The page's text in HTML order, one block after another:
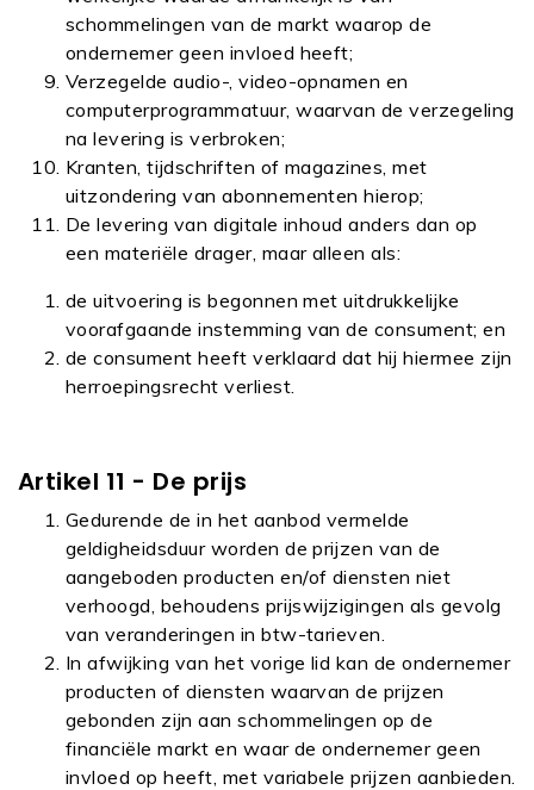
schommelingen van de markt waarop de
ondernemer geen invloed heeft;
Verzegelde audio-, video-opnamen en
computerprogrammatuur, waarvan de verzegeling
na levering is verbroken;
Kranten, tijdschriften of magazines, met
uitzondering van abonnementen hierop;
De levering van digitale inhoud anders dan op
een materiële drager, maar alleen als:
de uitvoering is begonnen met uitdrukkelijke
voorafgaande instemming van de consument; en
de consument heeft verklaard dat hij hiermee zijn
herroepingsrecht verliest.
Artikel 11 - De prijs
Gedurende de in het aanbod vermelde
geldigheidsduur worden de prijzen van de
aangeboden producten en/of diensten niet
verhoogd, behoudens prijswijzigingen als gevolg
van veranderingen in btw-tarieven.
In afwijking van het vorige lid kan de ondernemer
producten of diensten waarvan de prijzen
gebonden zijn aan schommelingen op de
financiële markt en waar de ondernemer geen
invloed op heeft, met variabele prijzen aanbieden.